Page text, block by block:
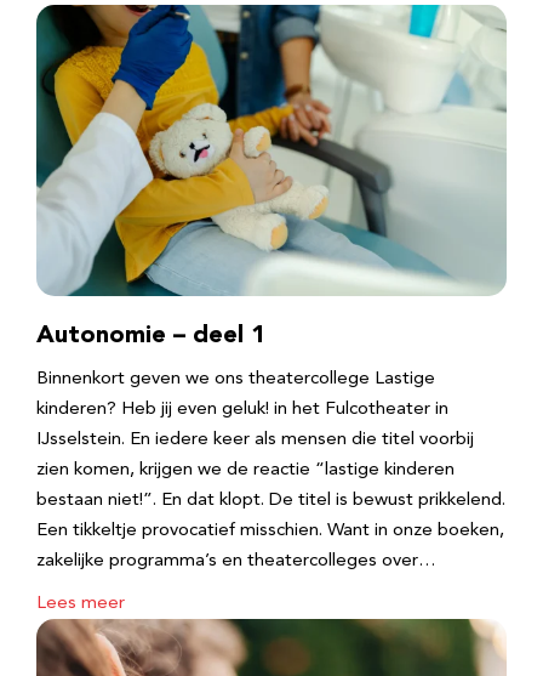
Autonomie – deel 1
Binnenkort geven we ons theatercollege Lastige
kinderen? Heb jij even geluk! in het Fulcotheater in
IJsselstein. En iedere keer als mensen die titel voorbij
zien komen, krijgen we de reactie “lastige kinderen
bestaan niet!”. En dat klopt. De titel is bewust prikkelend.
Een tikkeltje provocatief misschien. Want in onze boeken,
zakelijke programma’s en theatercolleges over…
Lees meer